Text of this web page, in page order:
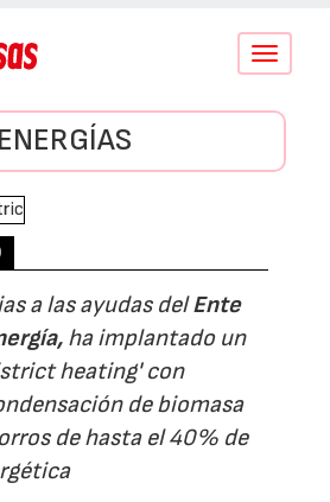
Conmutar
ENERGÍAS
a las ayudas delEnte
ha implantado un
heating' con
de biomasa
de hasta el 40% de